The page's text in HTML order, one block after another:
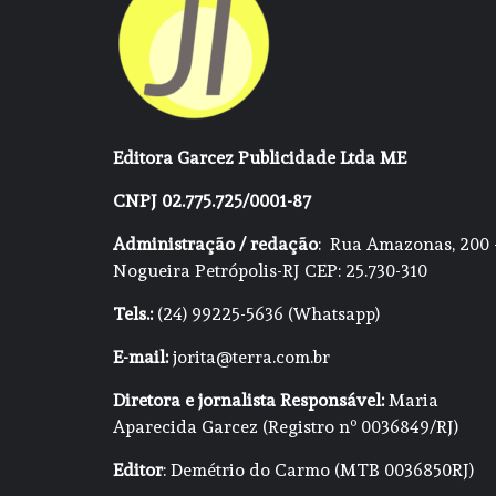
Editora Garcez Publicidade Ltda ME
CNPJ 02.775.725/0001-87
Administração / redação: Rua Amazonas, 200
Nogueira Petrópolis-RJ CEP: 25.730-310
Tels.:(24) 99225-5636 (Whatsapp)
E-mail:jorita@terra.com.br
Diretora e jornalista Responsável:Maria
Aparecida Garcez (Registro nº 0036849/RJ)
Editor: Demétrio do Carmo (MTB 0036850RJ)